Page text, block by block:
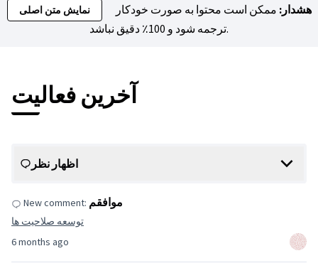
نمایش متن اصلی هشدار: ممکن است محتوا به صورت خودکار
ترجمه شود و 100٪ دقیق نباشد.
آخرین فعالیت
اظهار نظر
6 months ago
New comment: موافقم
توسعه صلاحیت ها